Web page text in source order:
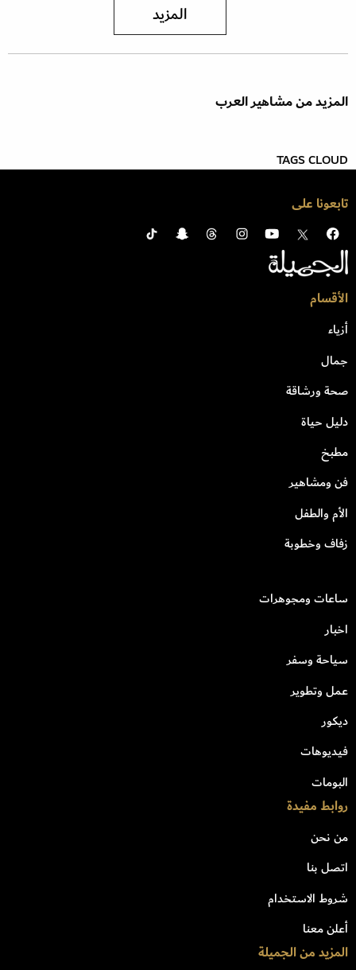
المزيد
المزيد من مشاهير العرب
TAGS CLOUD
تابعونا على
الأقسام
أزياء
جمال
صحة ورشاقة
دليل حياة
مطبخ
فن ومشاهير
الأم والطفل
زفاف وخطوبة
ساعات ومجوهرات
اخبار
سياحة وسفر
عمل وتطوير
ديكور
فيديوهات
البومات
روابط مفيدة
من نحن
اتصل بنا
شروط الاستخدام
أعلن معنا
المزيد من الجميلة